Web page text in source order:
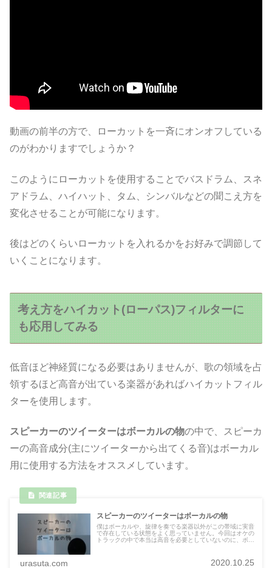
動画の前半の方で、ローカットを一斉にオンオフしている
のがわかりますでしょうか？
このようにローカットを使用することでバスドラム、スネ
アドラム、ハイハット、タム、シンバルなどの聞こえ方を
変化させることが可能になります。
後はどのくらいローカットを入れるかをお好みで調節して
いくことになります。
考え方をハイカット(ローパス)フィルターに
も応用してみる
低音ほど神経質になる必要はありませんが、歌の領域を占
領するほど高音が出ている楽器があればハイカットフィル
ターを使用します。
スピーカーのツイーターはボーカルの物の中で、スピーカ
ーの高音成分(主にツイーターから出てくる音)はボーカル
用に使用する方法をオススメしています。
スピーカーのツイーターはボーカルの物
僕はボーカルや、旋律を奏でる楽器以外がこの帯域に実音
で存在している状態をよく思っていません。今回はオケの
トラックの中で本当は高音を必要としていないのに、ボー
urasuta.com 2020.10.25